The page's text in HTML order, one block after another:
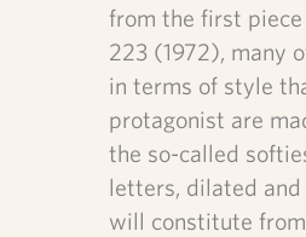
from the first piece
223 (1972), many
in terms of style
protagonist are
the so-called
letters, dilated
will constitute